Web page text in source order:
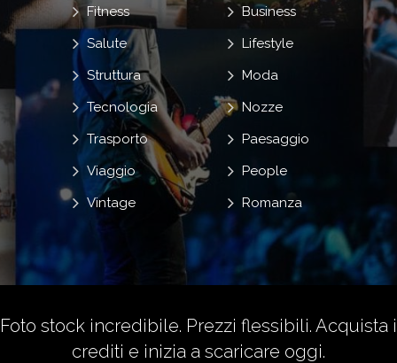
Business
Fitness
Lifestyle
Moda
Nozze
Paesaggio
People
Romanza
Salute
Struttura
Tecnologia
Trasporto
Viaggio
Vintage
Foto stock incredibile. Prezzi flessibili. Acquista i
crediti e inizia a scaricare oggi.